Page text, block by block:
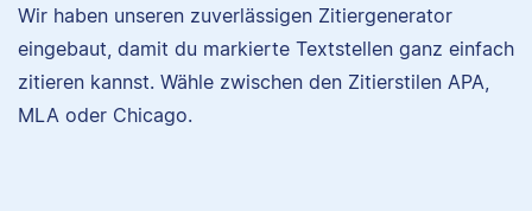
Wir haben unseren zuverlässigen Zitiergenerator
eingebaut, damit du markierte Textstellen ganz einfach
zitieren kannst. Wähle zwischen den Zitierstilen APA,
MLA oder Chicago.